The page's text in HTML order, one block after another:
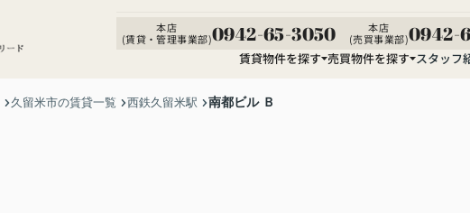
本店
(賃貸・管理事業部)0942-65-3050
本店
(売買事業部)0942-
賃貸物件を探す 売買物件を探す スタッフ
久留米市の賃貸一覧 西鉄久留米駅 南都ビル Ｂ